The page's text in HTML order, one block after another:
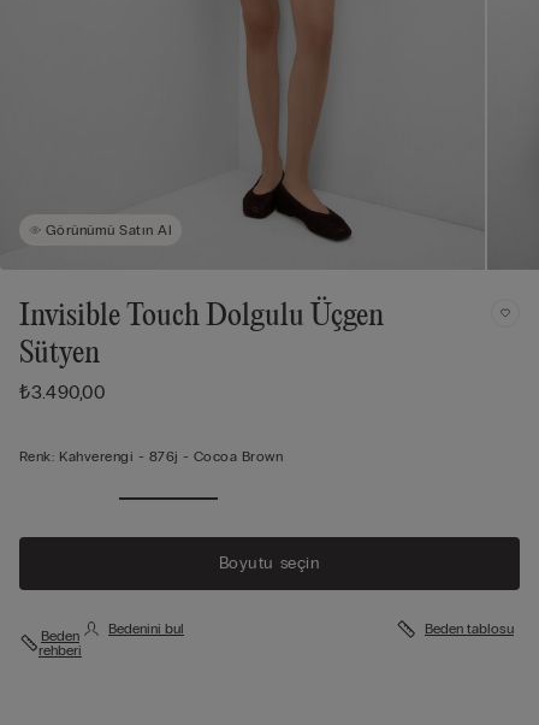
Görünümü Satın Al
Invisible Touch Dolgulu Üçgen
Sütyen
₺3.490,00
Renk: Kahverengi - 876j - Cocoa Brown
Boyutu seçin
Beden
rehberi
Bedenini bul Beden tablosu